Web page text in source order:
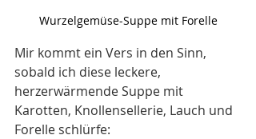
Wurzelgemüse-Suppe mit Forelle
Mir kommt ein Vers in den Sinn,
sobald ich diese leckere,
herzerwärmende Suppe mit
Karotten, Knollensellerie, Lauch und
Forelle schlürfe: